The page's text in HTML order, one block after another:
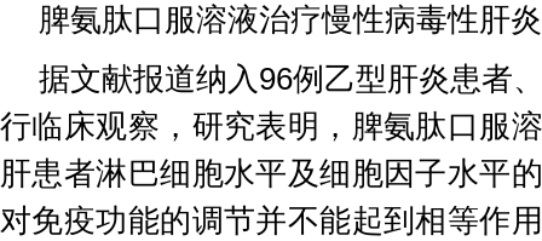
脾氨肽口服溶液治疗慢性病毒性肝
据文献报道纳入96例乙型肝炎患者
行临床观察，研究表明，脾氨肽口服
肝患者淋巴细胞水平及细胞因子水平
对免疫功能的调节并不能起到相等作